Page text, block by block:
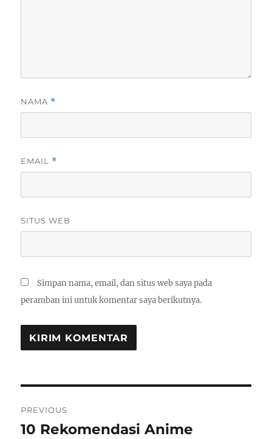
NAMA *
EMAIL *
SITUS WEB
Simpan nama, email, dan situs web saya pada
peramban ini untuk komentar saya berikutnya.
pos
PREVIOUS
Previous
10 Rekomendasi Anime